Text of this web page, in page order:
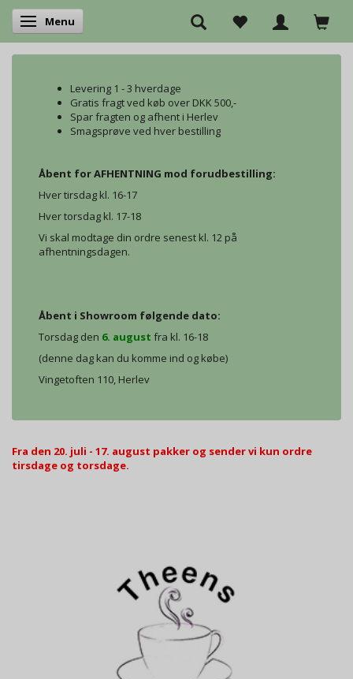
Skifte navigation
Menu
Levering 1 - 3 hverdage
Gratis fragt ved køb over DKK 500,-
Spar fragten og afhent i Herlev
Smagsprøve ved hver bestilling
Åbent for AFHENTNING mod forudbestilling:
Hver tirsdag kl. 16-17
Hver torsdag kl. 17-18
Vi skal modtage din ordre senest kl. 12 på
afhentningsdagen.
Åbent i Showroom følgende dato:
Torsdag den 6. august fra kl. 16-18
(denne dag kan du komme ind og købe)
Vingetoften 110, Herlev
Fra den 20. juli - 17. august pakker og sender vi kun ordre
tirsdage og torsdage.